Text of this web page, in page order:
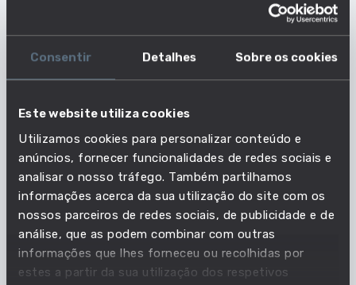
Consentir Detalhes Sobre os cookies
Este website utiliza cookies
Utilizamos cookies para personalizar conteúdo e
anúncios, fornecer funcionalidades de redes sociais e
analisar o nosso tráfego. Também partilhamos
informações acerca da sua utilização do site com os
nossos parceiros de redes sociais, de publicidade e de
análise, que as podem combinar com outras
informações que lhes forneceu ou recolhidas por
estes a partir da sua utilização dos respetivos
O professor dos ensinos básico (2º e 3º ciclos) e
secundário leciona uma ou mais disciplinas no
nível de ensino secundário, excluindo disciplinas
cujo objetivo seja preparar os alunos para o
Principais Características do Estilo de
Trabalho
ADAPTABILIDADE/FLEXIBILIDADE
INTEGRIDADE
ORIENTAÇÃO SOCIAL
EMPATIA
AUTOCONTROLO
RESISTÊNCIA AO STRESS